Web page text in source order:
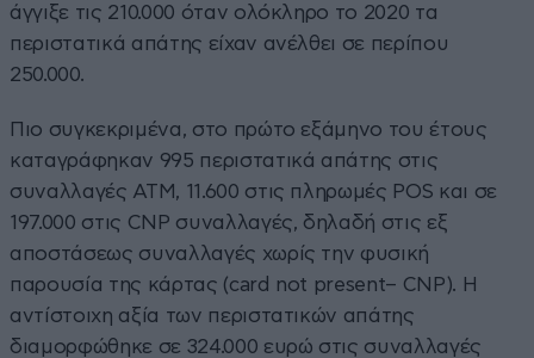
άγγιξε τις 210.000 όταν ολόκληρο το 2020 τα
περιστατικά απάτης είχαν ανέλθει σε περίπου
250.000.
Πιο συγκεκριμένα, στο πρώτο εξάμηνο του έτους
καταγράφηκαν 995 περιστατικά απάτης στις
συναλλαγές ΑΤΜ, 11.600 στις πληρωμές POS και σε
197.000 στις CNP συναλλαγές, δηλαδή στις εξ
αποστάσεως συναλλαγές χωρίς την φυσική
παρουσία της κάρτας (card not present– CNP). Η
αντίστοιχη αξία των περιστατικών απάτης
διαμορφώθηκε σε 324.000 ευρώ στις συναλλαγές